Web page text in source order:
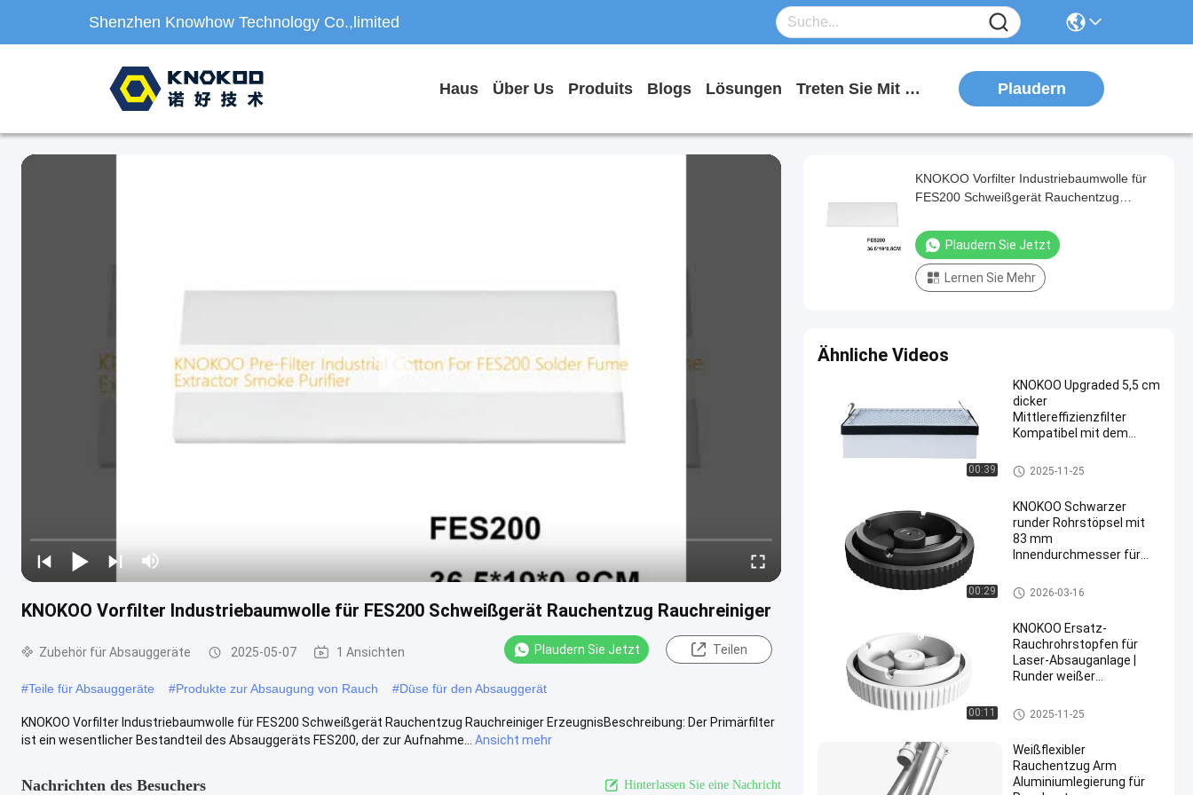
Shenzhen Knowhow Technology Co.,limited
Haus Über Us Produits Blogs Lösungen Treten Sie Mit Uns In Verbindung Plaudern
KNOKOO Vorfilter Industriebaumwolle für FES200 Schweißgerät Rauchentzug Rauchreiniger
Zubehör für Absauggeräte 2025-05-07 1 Ansichten Plaudern Sie Jetzt Teilen
#Teile für Absauggeräte #Produkte zur Absaugung von Rauch #Düse für den Absauggerät
KNOKOO Vorfilter Industriebaumwolle für FES200 Schweißgerät Rauchentzug Rauchreiniger ErzeugnisBeschreibung: Der Primärfilter
ist ein wesentlicher Bestandteil des Absauggeräts FES200, der zur Aufnahme...
Ansicht mehr
Nachrichten des Besuchers Hinterlassen Sie eine Nachricht
KNOKOO Vorfilter Industriebaumwolle für
FES200 Schweißgerät Rauchentzug
Plaudern Sie Jetzt
Lernen Sie Mehr
Ähnliche Videos
00:39
KNOKOO Upgraded 5,5 cm
dicker
Mittlereffizienzfilter
Kompatibel mit dem
FES150
Zubehör für Absauggeräte
2025-11-25
00:29
KNOKOO Schwarzer
runder Rohrstöpsel mit
83 mm
Innendurchmesser für
auslaufsichere
Abdichtung in
Plug-and-Play-Design
Zubehör für Absauggeräte
2026-03-16
00:11
KNOKOO Ersatz-
Rauchrohrstopfen für
Laser-Absauganlage |
Runder weißer
Zubehör für Absauggeräte
2025-11-25
Weißflexibler
Rauchentzug Arm
Aluminiumlegierung für